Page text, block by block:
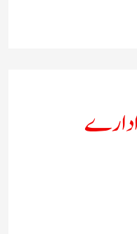
ادارے